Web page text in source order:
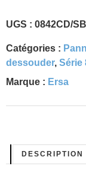
UGS : 0842CD/SB
Catégories :
dessouder, Série
Marque : Ersa
DESCRIPTION